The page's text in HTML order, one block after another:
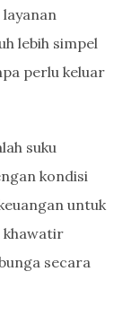
lebih simpel
perlu keluar
suku
kondisi
untuk
khawatir
secara